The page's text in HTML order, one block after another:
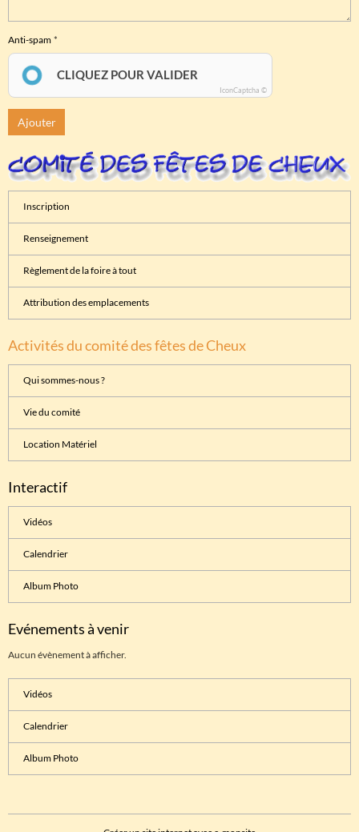
Anti-spam
CLIQUEZ POUR VALIDER
IconCaptcha ©
Ajouter
Inscription
Renseignement
Règlement de la foire à tout
Attribution des emplacements
Activités du comité des fêtes de Cheux
Qui sommes-nous ?
Vie du comité
Location Matériel
Interactif
Vidéos
Calendrier
Album Photo
Evénements à venir
Aucun évènement à afficher.
Vidéos
Calendrier
Album Photo